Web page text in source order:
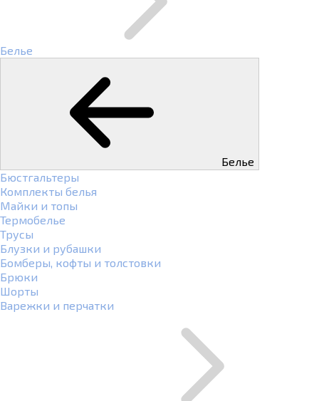
Белье
Белье
Бюстгальтеры
Комплекты белья
Майки и топы
Термобелье
Трусы
Блузки и рубашки
Бомберы, кофты и толстовки
Брюки
Шорты
Варежки и перчатки